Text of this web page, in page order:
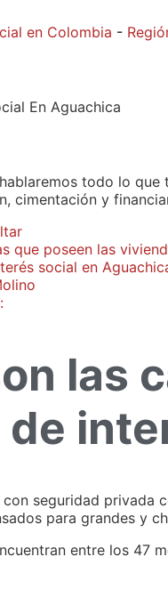
en Colombia -
todo lo
cimentación y
que poseen las
social en
las
seguridad privada
para grandes y
entre los 47